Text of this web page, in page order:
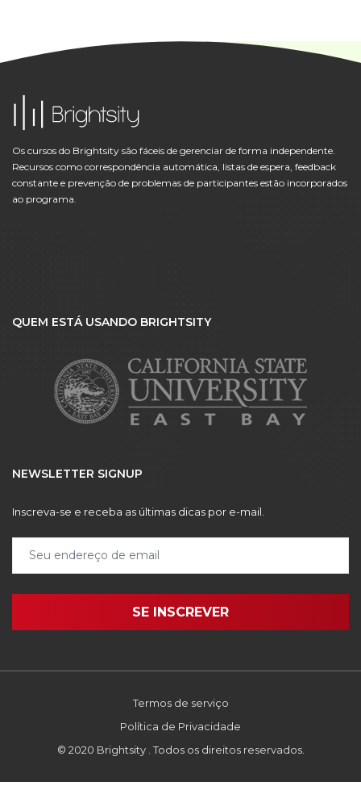
Os cursos do Brightsity são fáceis de gerenciar de forma independente.
Recursos como correspondência automática, listas de espera, feedback
constante e prevenção de problemas de participantes estão incorporados
ao programa.
QUEM ESTÁ USANDO BRIGHTSITY
NEWSLETTER SIGNUP
Inscreva-se e receba as últimas dicas por e-mail.
Termos de serviço
Política de Privacidade
© 2020 Brightsity . Todos os direitos reservados.